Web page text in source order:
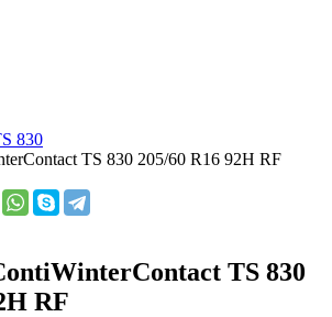
830
TS 830 205/60 R16 92H RF
TS 830
RF